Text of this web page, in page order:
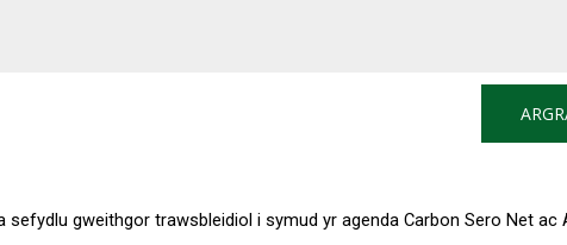
gweithgor trawsbleidiol i symud yr agenda Carbon Sero Net ac